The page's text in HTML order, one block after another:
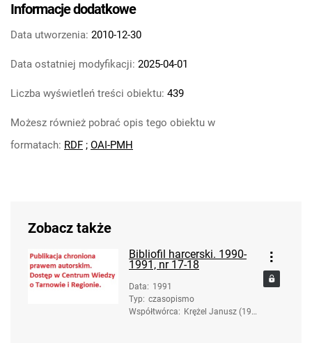
Informacje dodatkowe
Data utworzenia: 2010-12-30
Data ostatniej modyfikacji: 2025-04-01
Liczba wyświetleń treści obiektu: 439
Możesz również pobrać opis tego obiektu w
formatach: RDF ; OAI-PMH
Zobacz także
Bibliofil harcerski. 1990-
1991, nr 17-18
Data: 1991
Typ: czasopismo
Współtwórca: Krężel Janusz (193